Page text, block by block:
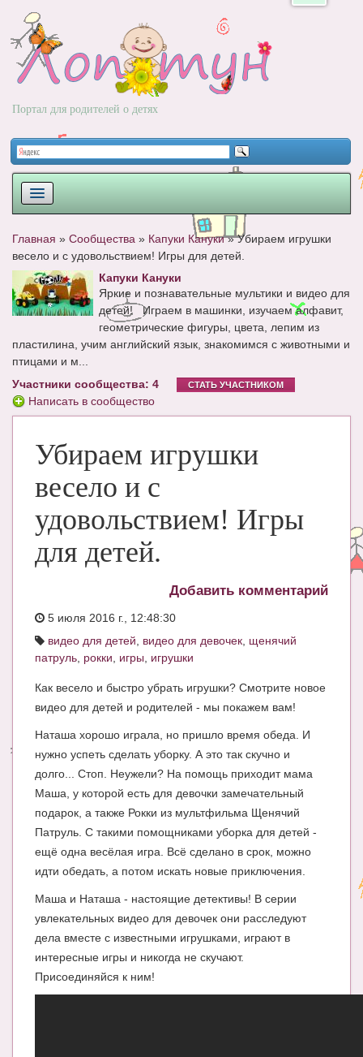
Портал для родителей о детях
РОДЫ
НОВОРОЖДЕННЫЙ
ВОПРОС-ОТВЕТ
ЧАТ
КНИГИ
Рекомендовано
ЗДОРОВЬЕ
МОДА И КРАСОТА
БЛОГИ
БЕРЕМЕННОСТЬ
Энциклопедия
МАМИНА БИБЛИОТЕКА
Имена. Святцы
Энциклопедия беременных
Мамина энциклопедия
Сервис. Оценка роста и веса ребенка
Приложения для Android
Главная » Сообщества » Капуки Кануки»Убираем игрушки
весело и с удовольствием! Игры для детей.
Капуки Кануки
Яркие и познавательные мультики и видео для
детей! Играем в машинки, изучаем алфавит,
геометрические фигуры, цвета, лепим из
пластилина, учим английский язык, знакомимся с животными и
птицами и м...
Участники сообщества: 4
СТАТЬ УЧАСТНИКОМ
Написать в сообщество
Убираем игрушки
весело и с
удовольствием! Игры
для детей.
Добавить комментарий
5 июля 2016 г., 12:48:30
видео для детей
видео для девочек щенячий
патруль рокки игры игрушки
Как весело и быстро убрать игрушки? Смотрите новое
видео для детей и родителей - мы покажем вам!
Наташа хорошо играла, но пришло время обеда. И
нужно успеть сделать уборку. А это так скучно и
долго... Стоп. Неужели? На помощь приходит мама
Маша, у которой есть для девочки замечательный
подарок, а также Рокки из мультфильма Щенячий
Патруль. С такими помощниками уборка для детей -
ещё одна весёлая игра. Всё сделано в срок, можно
идти обедать, а потом искать новые приключения.
Маша и Наташа - настоящие детективы! В серии
увлекательных видео для девочек они расследуют
дела вместе с известными игрушками, играют в
интересные игры и никогда не скучают.
Присоединяйся к ним!